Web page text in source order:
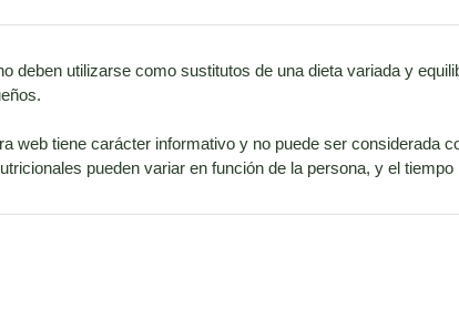
deben utilizarse como sustitutos de una dieta variada y
web tiene carácter informativo y no puede ser considerada
pueden variar en función de la persona, y el